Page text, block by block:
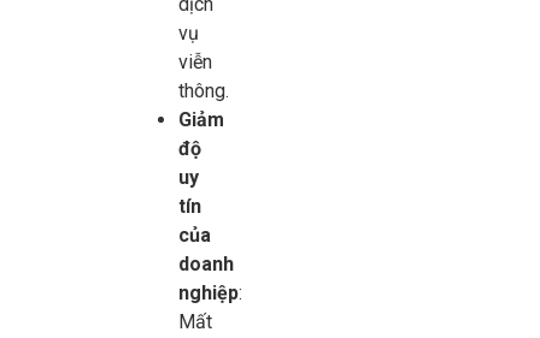
vụ
viễn
thông.
Giảm
độ
uy
tín
của
doanh
nghiệp:
Mất